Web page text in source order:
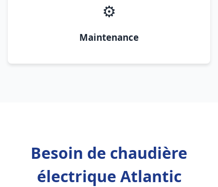
⚙️
Maintenance
Besoin de chaudière
électrique Atlantic